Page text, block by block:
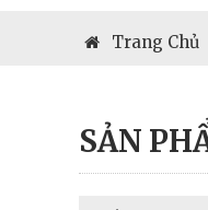
Trang Chủ
SẢN